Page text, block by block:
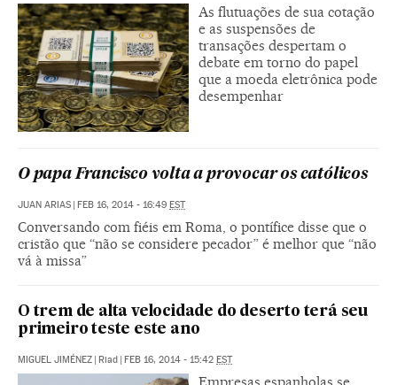
As flutuações de sua cotação
e as suspensões de
transações despertam o
debate em torno do papel
que a moeda eletrônica pode
desempenhar
O papa Francisco volta a provocar os católicos
JUAN ARIAS FEB 16, 2014 - 16:49 EST
Conversando com fiéis em Roma, o pontífice disse que o
cristão que “não se considere pecador” é melhor que “não
vá à missa”
O trem de alta velocidade do deserto terá seu
primeiro teste este ano
MIGUEL JIMÉNEZ Riad FEB 16, 2014 - 15:42 EST